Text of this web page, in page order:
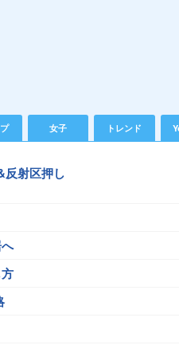
女子 トレンド
反射区押し